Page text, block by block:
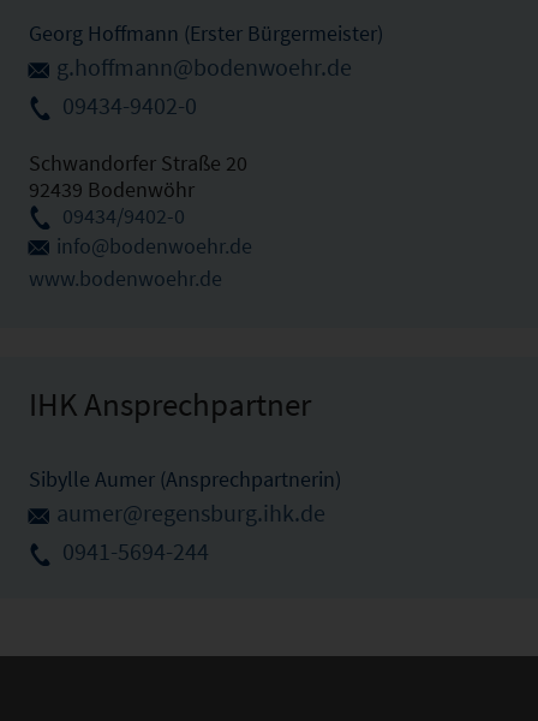
Georg Hoffmann (Erster Bürgermeister)
g.hoffmann@bodenwoehr.de
09434-9402-0
Schwandorfer Straße 20
92439 Bodenwöhr
09434/9402-0
info@bodenwoehr.de
www.bodenwoehr.de
IHK Ansprechpartner
Sibylle Aumer (Ansprechpartnerin)
aumer@regensburg.ihk.de
0941-5694-244